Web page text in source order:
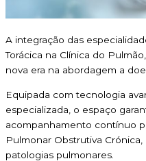
A integração das
Torácica na Clínica do
nova era na abordagem a
Equipada com tecnologia
especializada, o espaço
acompanhamento contínuo
Pulmonar Obstrutiva
patologias pulmonares.